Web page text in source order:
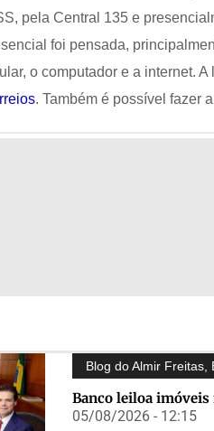
pela Central 135 e
foi pensada,
o computador e a internet.
. Também é possível fazer
Blog do Almir Freitas
Banco leiloa imóveis
05/08/2026 - 12:15